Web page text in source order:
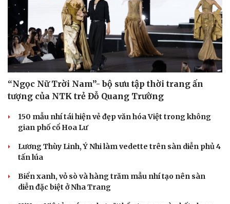
“Ngọc Nữ Trời Nam”- bộ sưu tập thời trang ấn
tượng của NTK trẻ Đỗ Quang Trường
150 mẫu nhí tái hiện vẻ đẹp văn hóa Việt trong không
gian phố cổ Hoa Lư
Lương Thùy Linh, Ý Nhi làm vedette trên sàn diễn phủ 4
tấn lúa
Biển xanh, vỏ sò và hàng trăm mẫu nhí tạo nên sàn
diễn đặc biệt ở Nha Trang